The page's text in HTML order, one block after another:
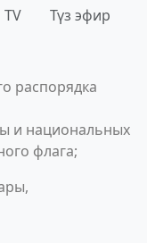
Түз эфир
распорядка
и национальных
флага;